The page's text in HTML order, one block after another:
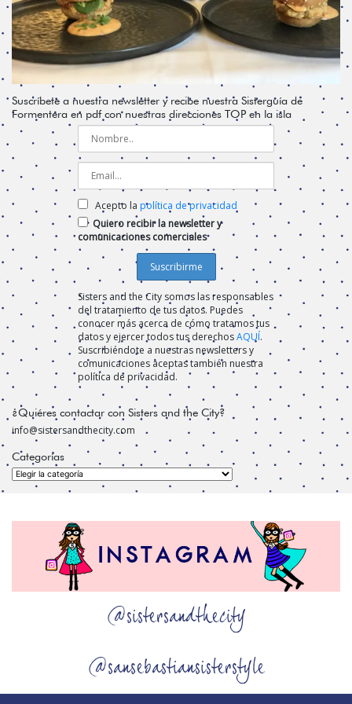
Suscríbete a nuestra newsletter y recibe nuestra Sisterguía de
Formentera en pdf con nuestras direcciones TOP en la isla
Acepto la política de privacidad
Quiero recibir la newsletter y
comunicaciones comerciales
Sisters and the City somos las responsables
del tratamiento de tus datos. Puedes
conocer más acerca de cómo tratamos tus
datos y ejercer todos tus derechosAQUÍ.
Suscribiéndote a nuestras newsletters y
comunicaciones aceptas también nuestra
política de privacidad.
¿Quiéres contactar con Sisters and the City?
info@sistersandthecity.com
Categorías
Categorías
@sistersandthecity
@sansebastiansisterstyle